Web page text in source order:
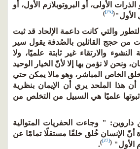
الأولى، أو البروتوبلازم الأول، أو
الأول"(
[25]
)
والتي كانت داعمة الإلحاد قد ثبت
من حجج القائلين بالصُدفة يقول سير
والارتقاء غير ثابتة علميًا، ولا
ونحن لا نؤمن بها إلا لأنّ الخيار الوحيد
الخاص المباشر، وهو مالا يمكن حتي
هذا الملحد يري أن الإيمان بنظرية
علميًا هي السبيل من التخلص من
داروين: " وجاءت الحفريات المتوالية
أنّ الإنسان خُلق خلقًا مستقلًا تمامًا عن
الأول" (
[27]
)
.